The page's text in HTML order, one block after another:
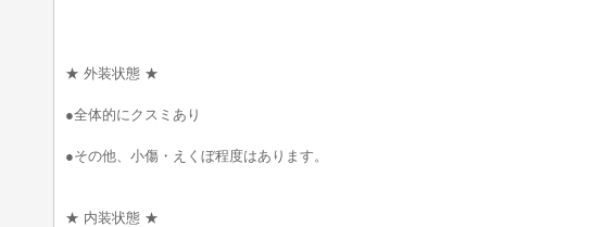
★ 外装状態 ★
●全体的にクスミあり
●その他、小傷・えくぼ程度はあります。
★ 内装状態 ★